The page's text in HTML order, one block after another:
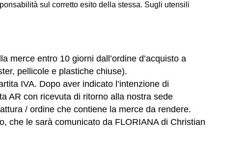
sul corretto esito della stessa. Sugli utensili
merce entro 10 giorni dall’ordine d’acquisto a
pellicole e plastiche chiuse).
IVA. Dopo aver indicato l’intenzione di
AR con ricevuta di ritorno alla nostra sede
/ ordine che contiene la merce da rendere.
che le sarà comunicato da FLORIANA di Christian